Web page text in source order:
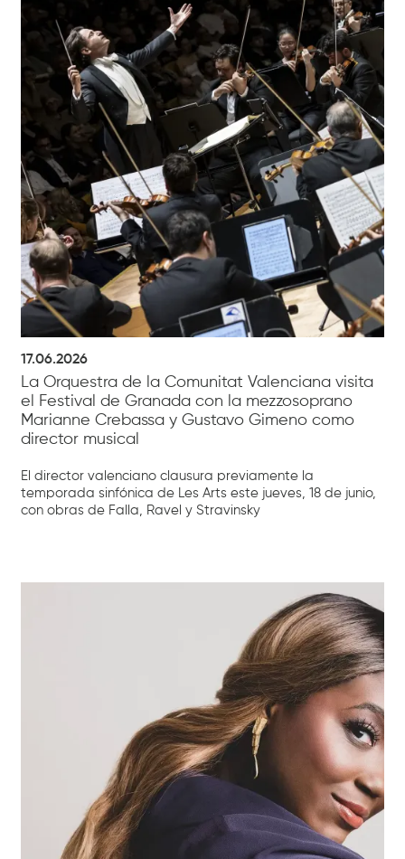
17.06.2026
La Orquestra de la Comunitat Valenciana visita
el Festival de Granada con la mezzosoprano
Marianne Crebassa y Gustavo Gimeno como
director musical
El director valenciano clausura previamente la
temporada sinfónica de Les Arts este jueves, 18 de junio,
con obras de Falla, Ravel y Stravinsky